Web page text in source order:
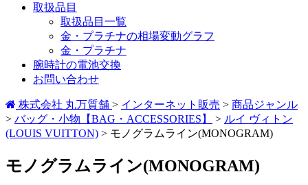
取扱品目
取扱品目一覧
金・プラチナの相場変動グラフ
金・プラチナ
腕時計の電池交換
お問い合わせ
株式会社 丸万質舗 > インターネット販売 > 商品ジャンル
> バッグ・小物【BAG・ACCESSORIES】 > ルイ ヴィトン
(LOUIS VUITTON) > モノグラムライン(MONOGRAM)
モノグラムライン(MONOGRAM)